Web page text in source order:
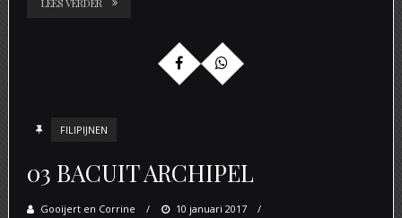
LEES VERDER
FILIPIJNEN
03 BACUIT ARCHIPEL
Gooijert en Corrine
Posted
10 januari 2017